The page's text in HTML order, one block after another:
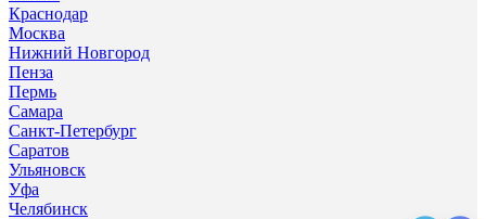
Краснодар
Москва
Нижний Новгород
Пенза
Пермь
Самара
Санкт-Петербург
Саратов
Ульяновск
Уфа
Челябинск